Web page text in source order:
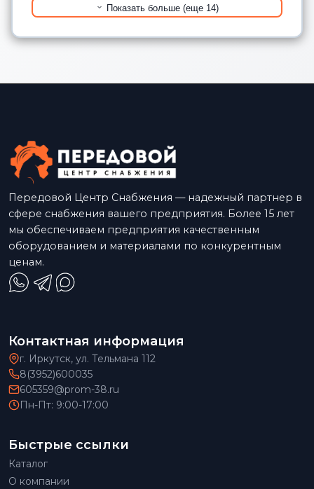
Показать больше (еще 14)
Передовой Центр Снабжения — надежный партнер в
сфере снабжения вашего предприятия. Более 15 лет
мы обеспечиваем предприятия качественным
оборудованием и материалами по конкурентным
ценам.
Контактная информация
г. Иркутск, ул. Тельмана 112
8(3952)600035
605359@prom-38.ru
Пн-Пт: 9:00-17:00
Быстрые ссылки
Каталог
О компании